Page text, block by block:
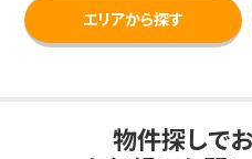
エリアから探す
物件探しで